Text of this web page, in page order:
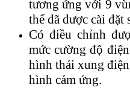
tương ứng với 9
thể đã được cài đặt
Có điều chỉnh
mức cường độ
hình thái xung
hình cảm ứng.